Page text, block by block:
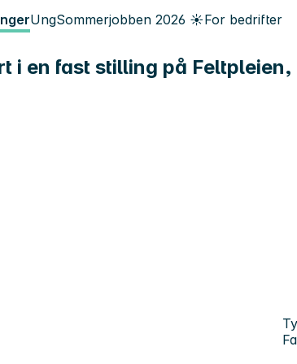
UngSommerjobben 2026 ☀️For bedrifter
i en fast stilling på